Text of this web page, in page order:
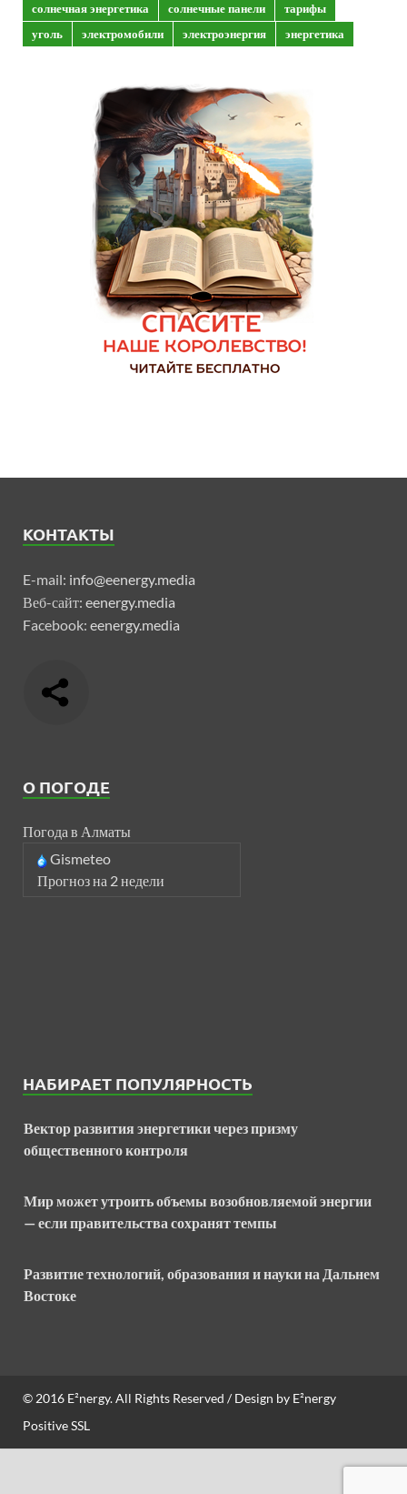
солнечная энергетика
солнечные панели
тарифы
уголь
электромобили электроэнергия энергетика
КОНТАКТЫ
E-mail: info@eenergy.media
Веб-сайт: eenergy.media
Facebook: eenergy.media
О ПОГОДЕ
Погода в Алматы
Gismeteo
Прогноз на 2 недели
НАБИРАЕТ ПОПУЛЯРНОСТЬ
Вектор развития энергетики через призму
общественного контроля
Мир может утроить объемы возобновляемой энергии
— если правительства сохранят темпы
Развитие технологий, образования и науки на Дальнем
Востоке
© 2016 E²nergy. All Rights Reserved / Design by E²nergy
Positive SSL